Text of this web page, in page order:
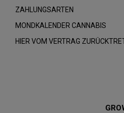
ZAHLUNGSARTEN
MONDKALENDER CANNABIS
HIER VOM VERTRAG